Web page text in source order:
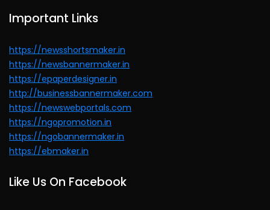
Important Links
https://newsshortsmaker.in
https://newsbannermaker.in
https://epaperdesigner.in
http://businessbannermaker.com
https://newswebportals.com
https://ngopromotion.in
https://ngobannermaker.in
https://ebmaker.in
Like Us On Facebook